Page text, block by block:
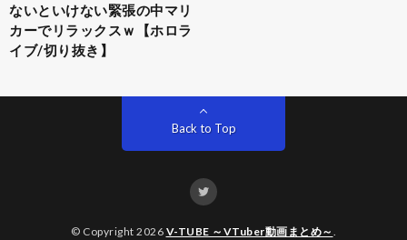
ないといけない緊張の中マリ
カーでリラックスｗ【ホロラ
イブ/切り抜き】
Back to Top
© Copyright 2026 V-TUBE ～VTuber動画まとめ～